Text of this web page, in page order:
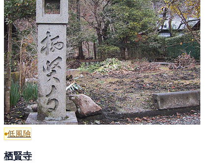
低風險
栖賢寺